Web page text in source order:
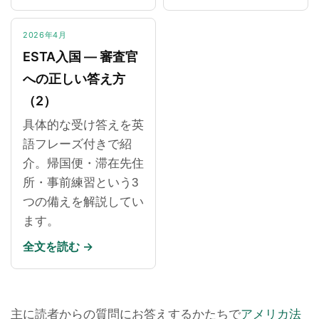
2026年4月
ESTA入国 ― 審査官
への正しい答え方
（2）
具体的な受け答えを英
語フレーズ付きで紹
介。帰国便・滞在先住
所・事前練習という3
つの備えを解説してい
ます。
全文を読む →
主に読者からの質問にお答えするかたちでアメリカ法